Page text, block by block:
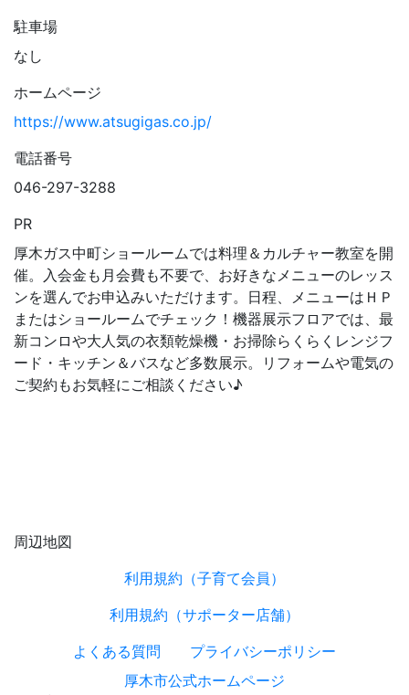
駐車場
なし
ホームページ
https://www.atsugigas.co.jp/
電話番号
046-297-3288
PR
厚木ガス中町ショールームでは料理＆カルチャー教室を開
催。入会金も月会費も不要で、お好きなメニューのレッス
ンを選んでお申込みいただけます。日程、メニューはＨＰ
またはショールームでチェック！機器展示フロアでは、最
新コンロや大人気の衣類乾燥機・お掃除らくらくレンジフ
ード・キッチン＆バスなど多数展示。リフォームや電気の
ご契約もお気軽にご相談ください♪
周辺地図
利用規約（子育て会員）
利用規約（サポーター店舗）
よくある質問
プライバシーポリシー
厚木市公式ホームページ